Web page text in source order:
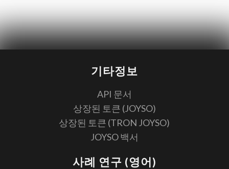
기타정보
API 문서
상장된 토큰 (JOYSO)
상장된 토큰 (TRON JOYSO)
JOYSO 백서
사례 연구 (영어)